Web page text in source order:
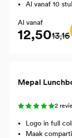
Al vanaf 10
Al vanaf
12,5013,16
Mepal
2
Logo in full
Maak